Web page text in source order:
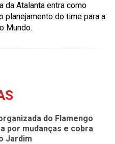
Atalanta entra como
planejamento do time para a
Mundo.
do Flamengo
por mudanças e cobra
Jardim